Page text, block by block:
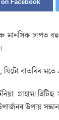
চাপত বহু
যিটো বাতৰিৰ
উপায়